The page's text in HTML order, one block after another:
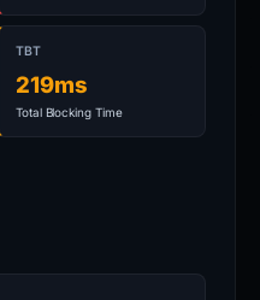
TBT
219ms
Total Blocking Time